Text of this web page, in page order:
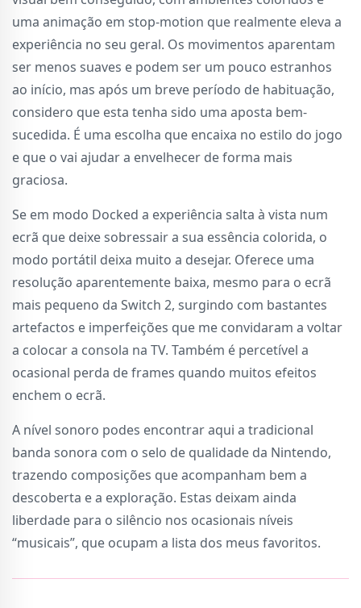
uma animação em stop-motion que realmente eleva a
experiência no seu geral. Os movimentos aparentam
ser menos suaves e podem ser um pouco estranhos
ao início, mas após um breve período de habituação,
considero que esta tenha sido uma aposta bem-
sucedida. É uma escolha que encaixa no estilo do jogo
e que o vai ajudar a envelhecer de forma mais
graciosa.
Se em modo Docked a experiência salta à vista num
ecrã que deixe sobressair a sua essência colorida, o
modo portátil deixa muito a desejar. Oferece uma
resolução aparentemente baixa, mesmo para o ecrã
mais pequeno da Switch 2, surgindo com bastantes
artefactos e imperfeições que me convidaram a voltar
a colocar a consola na TV. Também é percetível a
ocasional perda de frames quando muitos efeitos
enchem o ecrã.
A nível sonoro podes encontrar aqui a tradicional
banda sonora com o selo de qualidade da Nintendo,
trazendo composições que acompanham bem a
descoberta e a exploração. Estas deixam ainda
liberdade para o silêncio nos ocasionais níveis
“musicais”, que ocupam a lista dos meus favoritos.